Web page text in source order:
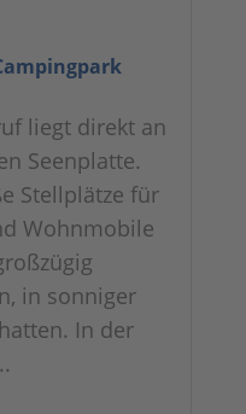
liegt direkt an
Seenplatte.
Stellplätze für
Wohnmobile
in sonniger
In der